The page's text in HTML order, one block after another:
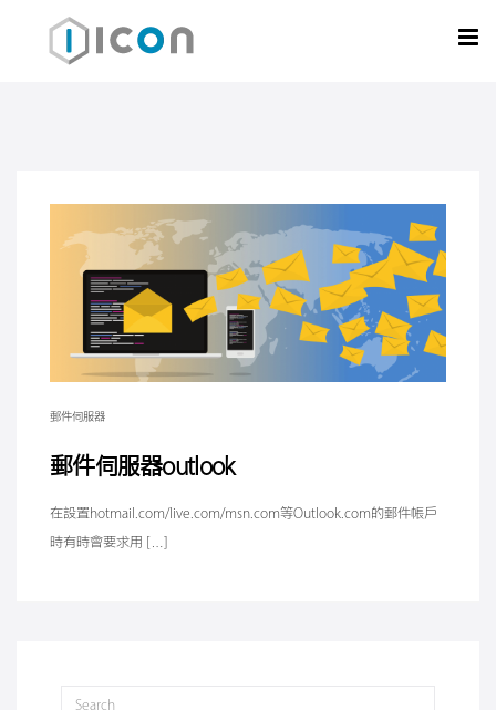
郵件伺服器
郵件伺服器outlook
在設置hotmail.com/live.com/msn.com等Outlook.com的郵件帳戶
時有時會要求用 […]